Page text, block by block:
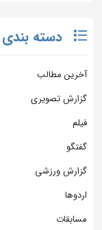
دسته
آخرین مطالب
گزارش تصویری
فیلم
گفتگو
گزارش ورزشی
اردوها
مسابقات